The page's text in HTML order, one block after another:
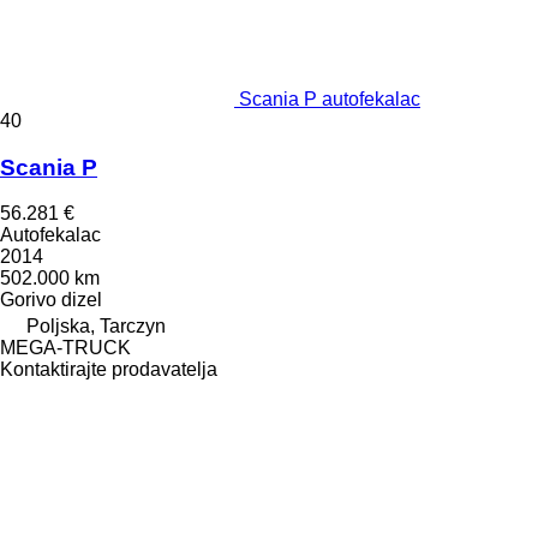
Scania P autofekalac
40
Scania P
56.281 €
Autofekalac
2014
502.000 km
Gorivo dizel
Poljska, Tarczyn
MEGA-TRUCK
Kontaktirajte prodavatelja